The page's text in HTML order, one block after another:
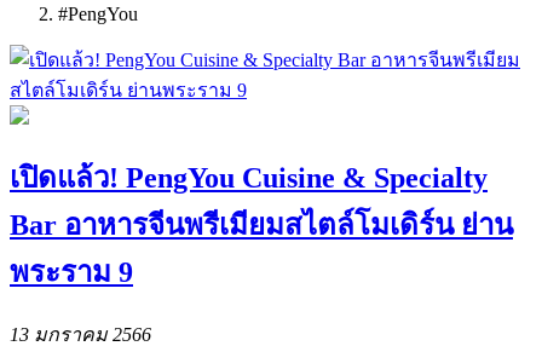
#PengYou
เปิดแล้ว! PengYou Cuisine & Specialty
Bar อาหารจีนพรีเมียมสไตล์โมเดิร์น ย่าน
พระราม 9
13 มกราคม 2566